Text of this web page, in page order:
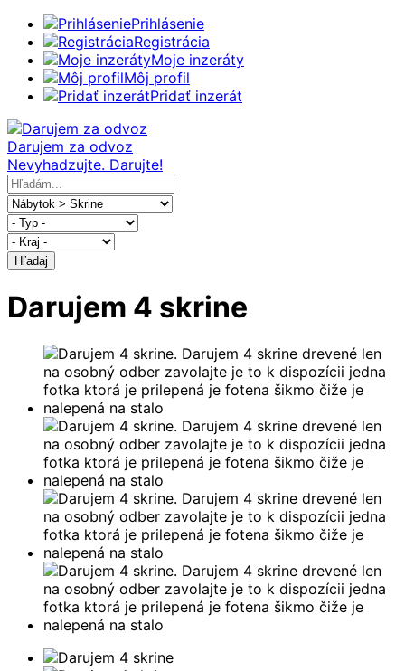
Prihlásenie
Registrácia
Moje inzeráty
Môj profil
Pridať inzerát
Darujem za odvoz
Nevyhadzujte. Darujte!
Hľadaj
Darujem 4 skrine